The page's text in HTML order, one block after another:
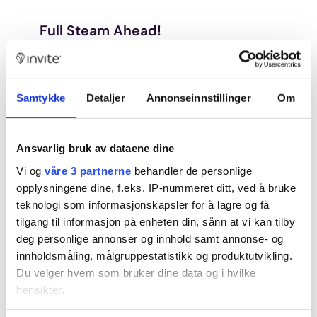
Samtykke Detaljer Annonseinnstillinger Om
Ansvarlig bruk av dataene dine
Vi og våre 3 partnerne behandler de personlige
opplysningene dine, f.eks. IP-nummeret ditt, ved å bruke
teknologi som informasjonskapsler for å lagre og få
tilgang til informasjon på enheten din, sånn at vi kan tilby
deg personlige annonser og innhold samt annonse- og
innholdsmåling, målgruppestatistikk og produktutvikling.
Du velger hvem som bruker dine data og i hvilke
hensikter.
Full Steam Ahead!
As we step into the new year, we’re
ramping up our team to support the
industry with digitalization,
service solutions.
2023 was incredibly inspiring for
Invite’s progress, and we’re
committed to maintaining this
momentum in 2024.
Here’s to a fantastic new year
ahead for all our partners,